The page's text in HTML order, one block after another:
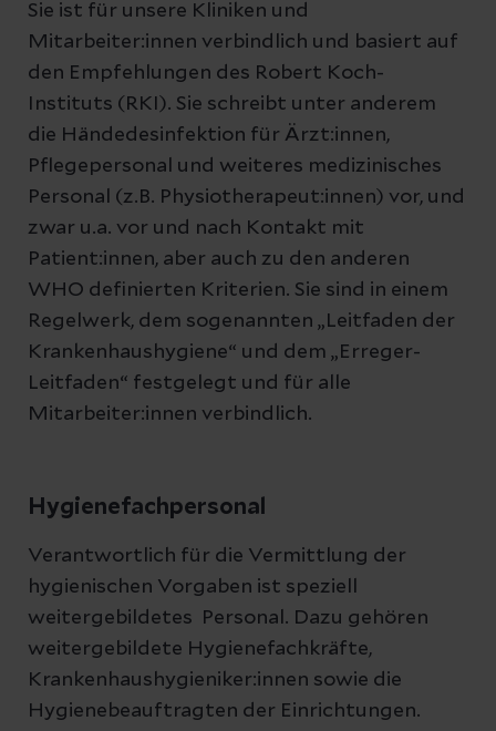
Sie ist für unsere Kliniken und
Mitarbeiter:innen verbindlich und basiert auf
den Empfehlungen des Robert Koch-
Instituts (RKI). Sie schreibt unter anderem
die Händedesinfektion für Ärzt:innen,
Pflegepersonal und weiteres medizinisches
Personal (z.B. Physiotherapeut:innen) vor, und
zwar u.a. vor und nach Kontakt mit
Patient:innen, aber auch zu den anderen
WHO definierten Kriterien. Sie sind in einem
Regelwerk, dem sogenannten „Leitfaden der
Krankenhaushygiene“ und dem „Erreger-
Leitfaden“ festgelegt und für alle
Mitarbeiter:innen verbindlich.
Hygienefachpersonal
Verantwortlich für die Vermittlung der
hygienischen Vorgaben ist speziell
weitergebildetes Personal. Dazu gehören
weitergebildete Hygienefachkräfte,
Krankenhaushygieniker:innen sowie die
Hygienebeauftragten der Einrichtungen.